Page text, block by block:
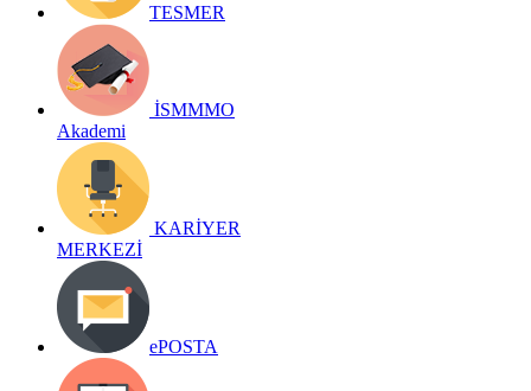
TESMER
İSMMMO
Akademi
KARİYER
MERKEZİ
ePOSTA